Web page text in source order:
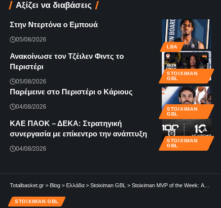
Αξίζει να διαβάσεις
LBA
Στην Ντερτόνα ο Εμπουά
05/08/2026
STOIXIMAN
GBL
Ανακοίνωσε τον Τζέιλεν Φιντς το
Περιστέρι
05/08/2026
STOIXIMAN
GBL
Παρέμεινε στο Περιστέρι ο Κάριους
04/08/2026
STOIXIMAN
GBL
KAE ΠΑΟΚ – ΔΕΚΑ: Στρατηγική
συνεργασία με επίκεντρο την ανάπτυξη
04/08/2026
Totalbasket.gr > Blog > Ελλάδα > Stoiximan GBL > Stoiximan MVP of the Week: Από τον Τόμπσον στον Ράγκλαντ
STOIXIMAN GBL